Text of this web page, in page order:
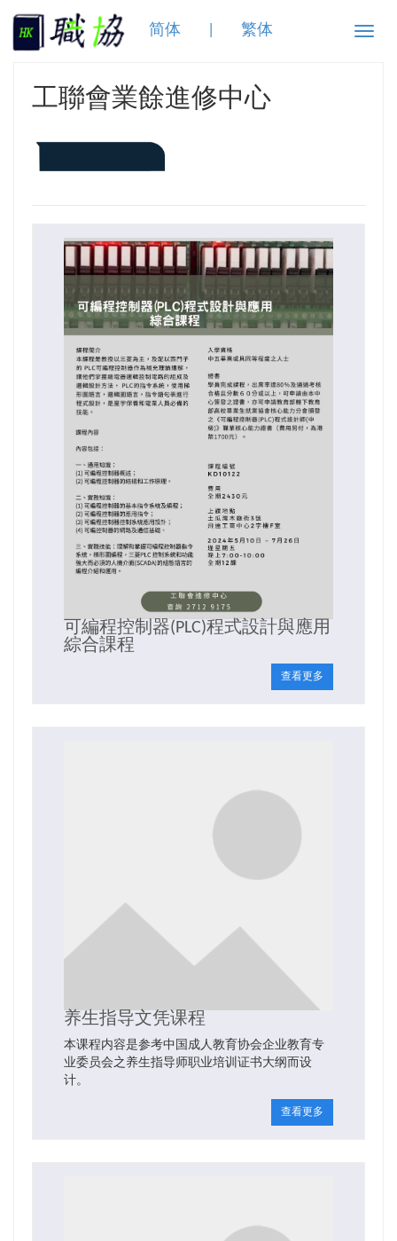
Toggle
简体 繁体
工聯會業餘進修中心
可編程控制器(PLC)程式設計與應用
綜合課程
查看更多
养生指导文凭课程
本课程内容是参考中国成人教育协会企业教育专
业委员会之养生指导师职业培训证书大纲而设
计。
查看更多